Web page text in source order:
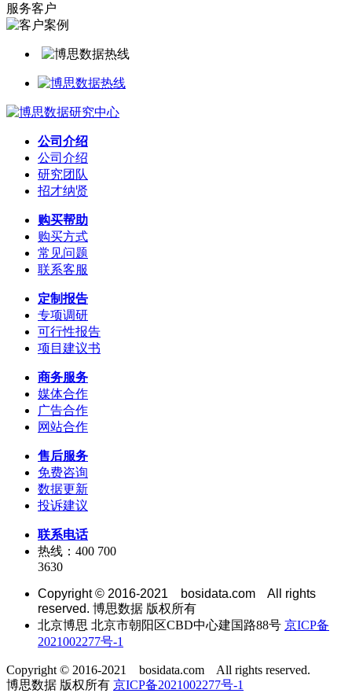
服务客户
公司介绍
公司介绍
研究团队
招才纳贤
购买帮助
购买方式
常见问题
联系客服
定制报告
专项调研
可行性报告
项目建议书
商务服务
媒体合作
广告合作
网站合作
售后服务
免费咨询
数据更新
投诉建议
联系电话
热线：400 700
3630
Copyright © 2016-2021 bosidata.com All rights
reserved. 博思数据 版权所有
北京博思 北京市朝阳区CBD中心建国路88号 京ICP备
2021002277号-1
Copyright © 2016-2021 bosidata.com All rights reserved.
博思数据 版权所有 京ICP备2021002277号-1